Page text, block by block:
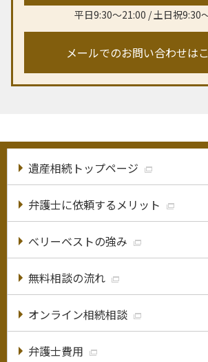
平日9:30〜21:00 / 土日祝9:30
メールでのお問い合わせは
遺産相続トップページ
弁護士に依頼するメリット
べリーベストの強み
無料相談の流れ
オンライン相続相談
弁護士費用